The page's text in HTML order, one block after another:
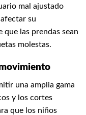
mal ajustado
su
que las prendas sean
molestas.
una amplia gama
y los cortes
que los niños